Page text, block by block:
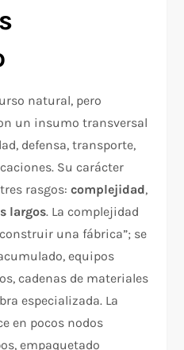
natural, pero
un insumo transversal
defensa, transporte,
Su carácter
rasgos:complejidad,
largos. La complejidad
una fábrica”; se
equipos
cadenas de materiales
especializada. La
en pocos nodos
empaquetado